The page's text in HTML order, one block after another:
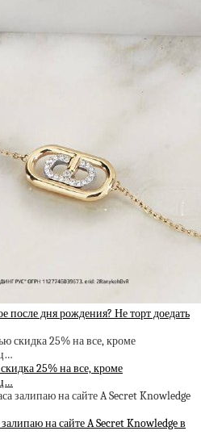
после дня рождения? Не торт доедать
25% на все, кроме
на сайте A Secret Knowledge в